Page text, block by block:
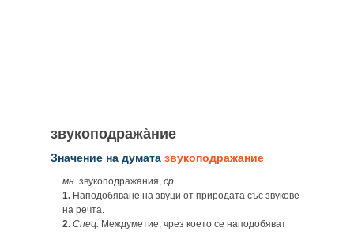
звукоподража̀ние
Значение на думата звукоподражание
мн. звукоподражания, ср.
1. Наподобяване на звуци от природата със звукове
на речта.
2. Спец. Междуметие, чрез което се наподобяват